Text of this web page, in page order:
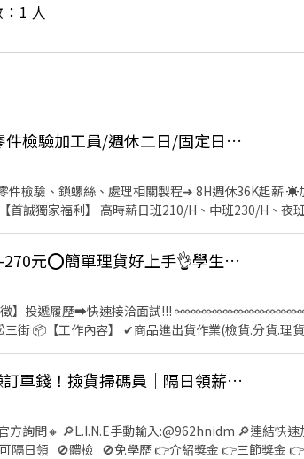
1 人
👍 高時薪250/H/新化金屬零件檢驗加工員/週休二日/固定日夜班/可週領
鎖螺絲、處理相關製程➜ 8H週休36K起薪 ☀️加
福利】 高時薪日班210/H、中班230/H、夜班
路(鄰近新化老街) ▃▃▃▼ 職缺重點 ▼▃▃▃ ⭕️[條件]➜
站、長時間搬重 ⭕️[福利]➜ 三節禮盒、享勞保、健
絲、表面加工、處理相關製程、產品檢驗 ⭕️[8H制
加班$36,960 ✴️加班：延時加班3H$281~350/H ➜
】 ▃▃▃⚡晚班：17:00 ~ 01:30 ⚡▃▃▃ ▶️薪水：
可領【$62,000】 ✅加班：休假加班8H$308~384/
未加班$250/H ➜未加班$44,000 ✴️加班：延時加班
H ➜最高可領【$80,000】 ▬▬▬▬▬▬【應徵
康區永大路3段249號應徵找張先生
👍 📢永康夯缺💵高時薪215-270元⭕簡單理貨好上手👌學生可💯可視訊面試(J-蝦)
徵】投遞履歷➡快速接洽面試!!!
問:搜尋帳號@547qfznf（記得加＠） ❤️‍點擊加入
👍 🩷別人忙下單，你負責賺訂單錢！撿貨掃碼員｜隔日領薪沒煩惱｜免經驗立即上工
方詢問🔸 🔎L.I.N.E手動輸入:@962hnidm 🔎連結快